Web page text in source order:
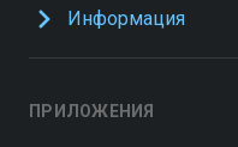
Информация
ПРИЛОЖЕНИЯ